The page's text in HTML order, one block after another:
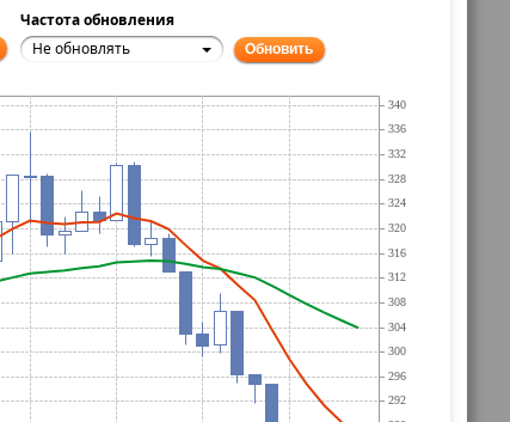
Частота обновления
Не обновлять Обновить